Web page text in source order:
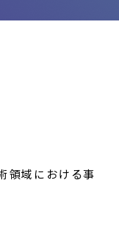
領域における事